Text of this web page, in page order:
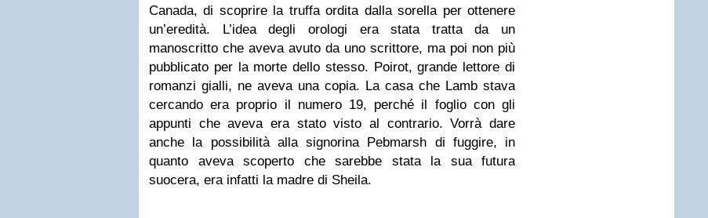
Canada, di scoprire la truffa ordita dalla sorella per ottenere
un’eredità. L’idea degli orologi era stata tratta da un
manoscritto che aveva avuto da uno scrittore, ma poi non più
pubblicato per la morte dello stesso. Poirot, grande lettore di
romanzi gialli, ne aveva una copia. La casa che Lamb stava
cercando era proprio il numero 19, perché il foglio con gli
appunti che aveva era stato visto al contrario. Vorrà dare
anche la possibilità alla signorina Pebmarsh di fuggire, in
quanto aveva scoperto che sarebbe stata la sua futura
suocera, era infatti la madre di Sheila.